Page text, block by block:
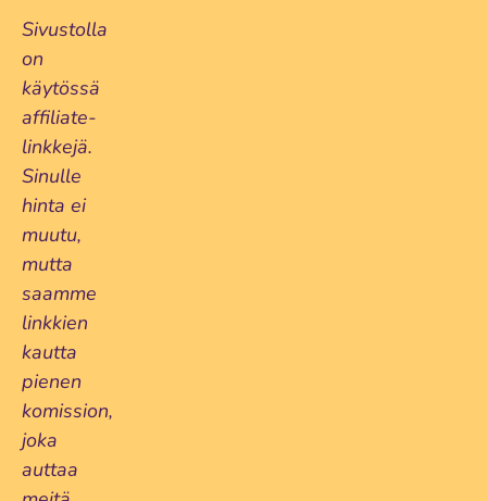
Sivustolla
on
käytössä
affiliate-
linkkejä.
Sinulle
hinta ei
muutu,
mutta
saamme
linkkien
kautta
pienen
komission,
joka
auttaa